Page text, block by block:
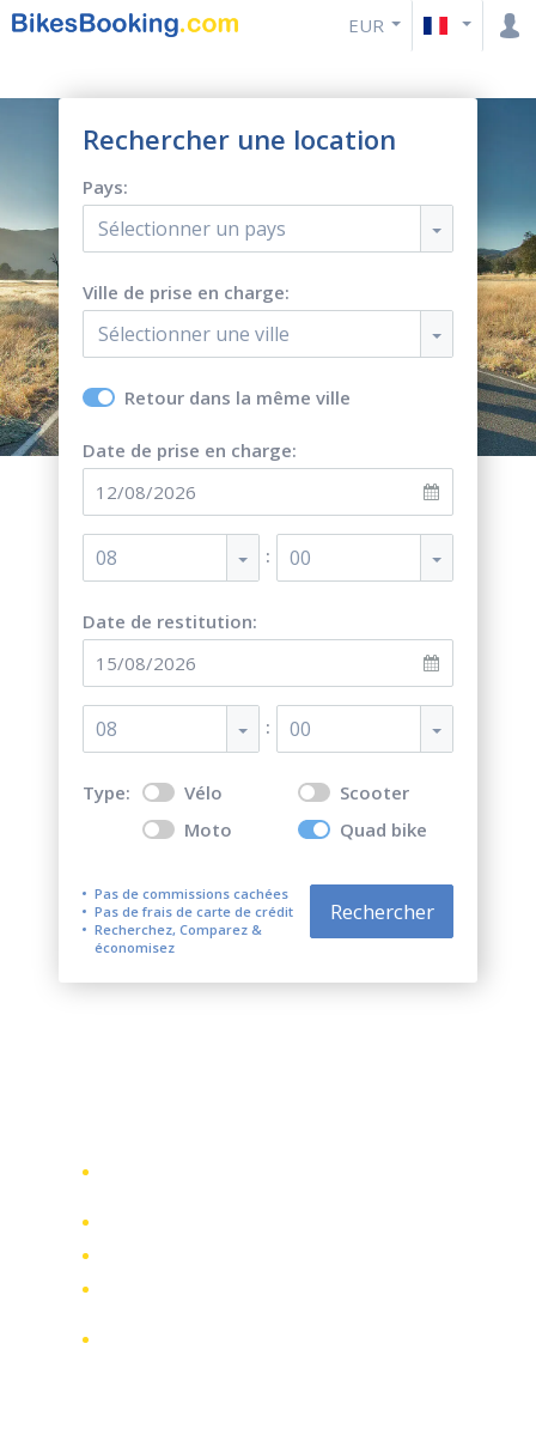
EUR
Rechercher une location
Pays:
Sélectionner un pays
Ville de prise en charge:
Sélectionner une ville
Retour dans la même ville
Date de prise en charge:
08 : 00
Date de restitution:
08 : 00
Type: Vélo
Scooter
Moto
Quad bike
Pas de commissions cachées
Pas de frais de carte de crédit
Recherchez, Comparez &
économisez
Rechercher